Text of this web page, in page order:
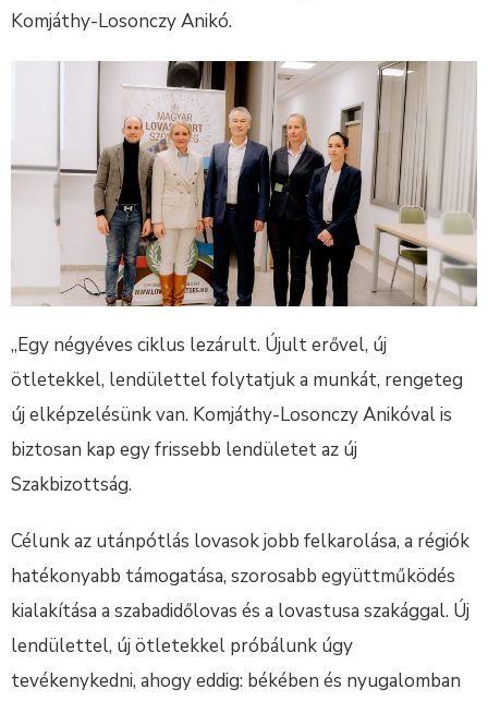
Komjáthy-Losonczy Anikó.
„Egy négyéves ciklus lezárult. Újult erővel, új
ötletekkel, lendülettel folytatjuk a munkát, rengeteg
új elképzelésünk van. Komjáthy-Losonczy Anikóval is
biztosan kap egy frissebb lendületet az új
Szakbizottság.
Célunk az utánpótlás lovasok jobb felkarolása, a régiók
hatékonyabb támogatása, szorosabb együttműködés
kialakítása a szabadidőlovas és a lovastusa szakággal. Új
lendülettel, új ötletekkel próbálunk úgy
tevékenykedni, ahogy eddig: békében és nyugalomban